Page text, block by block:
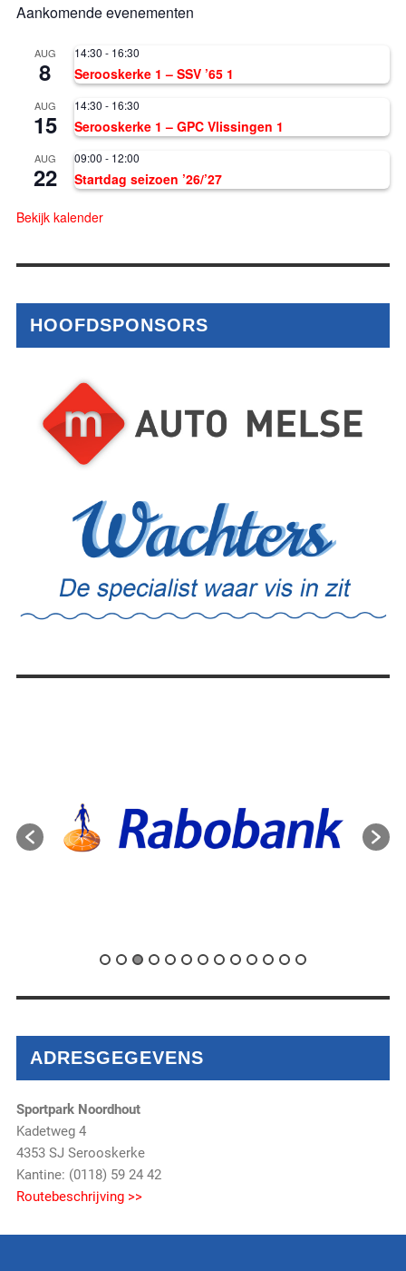
Aankomende evenementen
AUG
8
14:30 - 16:30
Serooskerke 1 – SSV ’65 1
AUG
15
14:30 - 16:30
Serooskerke 1 – GPC Vlissingen 1
AUG
22
09:00 - 12:00
Startdag seizoen ’26/’27
Bekijk kalender
HOOFDSPONSORS
ADRESGEGEVENS
Sportpark Noordhout
Kadetweg 4
4353 SJ Serooskerke
Kantine: (0118) 59 24 42
Routebeschrijving >>